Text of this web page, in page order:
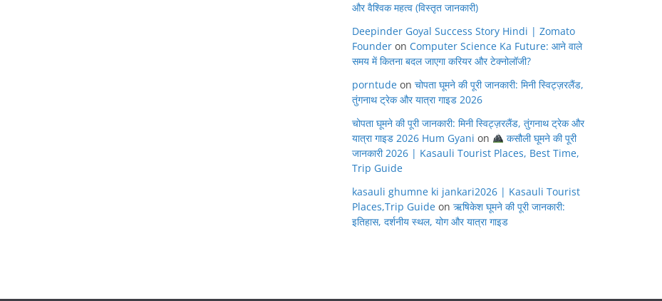
और वैश्विक महत्व (विस्तृत जानकारी)
Deepinder Goyal Success Story Hindi | Zomato
Founder on Computer Science Ka Future: आने वाले
समय में कितना बदल जाएगा करियर और टेक्नोलॉजी?
porntude on चोपता घूमने की पूरी जानकारी: मिनी स्विट्ज़रलैंड,
तुंगनाथ ट्रेक और यात्रा गाइड 2026
चोपता घूमने की पूरी जानकारी: मिनी स्विट्ज़रलैंड, तुंगनाथ ट्रेक और
यात्रा गाइड 2026 Hum Gyani on
कसौली घूमने की पूरी
जानकारी 2026 | Kasauli Tourist Places, Best Time,
Trip Guide
kasauli ghumne ki jankari2026 | Kasauli Tourist
Places,Trip Guide on ऋषिकेश घूमने की पूरी जानकारी:
इतिहास, दर्शनीय स्थल, योग और यात्रा गाइड